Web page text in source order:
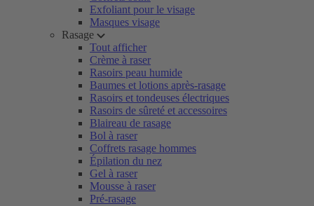
Exfoliant pour le visage
Masques visage
Rasage
Tout afficher
Crème à raser
Rasoirs peau humide
Baumes et lotions après-rasage
Rasoirs et tondeuses électriques
Rasoirs de sûreté et accessoires
Blaireau de rasage
Bol à raser
Coffrets rasage hommes
Épilation du nez
Gel à raser
Mousse à raser
Pré-rasage